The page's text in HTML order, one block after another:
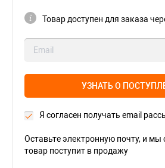
Товар доступен для заказа
УЗНАТЬ О
Я согласен получать email
Оставьте электронную почту, и
товар поступит в продажу